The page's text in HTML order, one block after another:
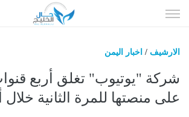
الى
الارشيف / اخبار اليمن
شركة "يوتيوب" تغلق أربع
على منصتها للمرة الثانية
حال
حال